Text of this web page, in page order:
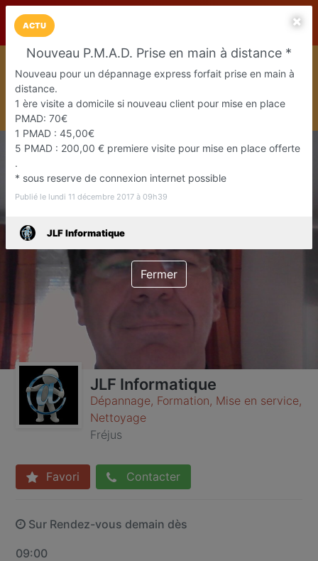
LaCarte Play Store
Installez l'App LaCarte
Téléchargez gratuitement l'app LaCarte pour suivre vos
Télécharger Plus tard
JLF Informatique
Dépannage, Formation, Mise en service,
Nettoyage
Fréjus
Favori Contacter
Sur Rendez-vous demain dès
09:00
ACTU
Nouveau P.M.A.D. Prise en main à distance *
Nouveau pour un dépannage express forfait prise en main à
distance.
1 ère visite a domicile si nouveau client pour mise en place
PMAD: 70€
1 PMAD : 45,00€
5 PMAD : 200,00 € premiere visite pour mise en place offerte
.
* sous reserve de connexion internet possible
Publié le lundi 11 décembre 2017 à 09h39
JLF Informatique
Fermer